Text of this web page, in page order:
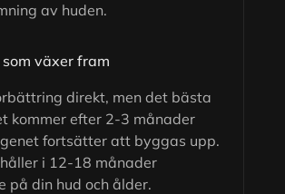
av huden.
växer fram
direkt, men det bästa
kommer efter 2-3 månader
fortsätter att byggas upp.
i 12-18 månader
på din hud och ålder.